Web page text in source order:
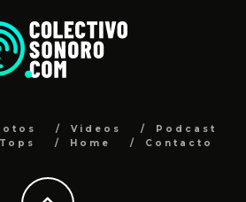
Videos
Podcast
Tops Home Contacto